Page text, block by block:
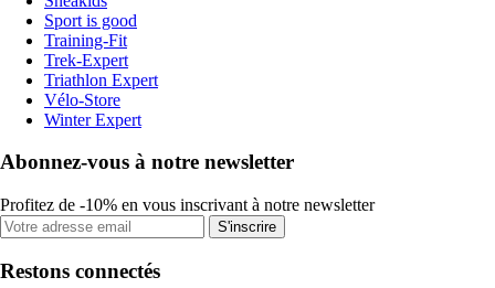
Sport is good
Training-Fit
Trek-Expert
Triathlon Expert
Vélo-Store
Winter Expert
Abonnez-vous à notre newsletter
Profitez de -10% en vous inscrivant à notre newsletter
S'inscrire
Restons connectés